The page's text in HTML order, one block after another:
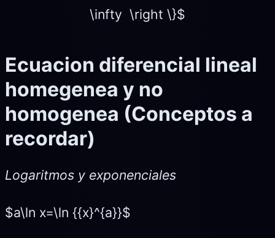
\infty \right \}$
Ecuacion diferencial lineal
homegenea y no
homogenea (Conceptos a
recordar)
Logaritmos y exponenciales
$a\ln x=\ln {{x}^{a}}$